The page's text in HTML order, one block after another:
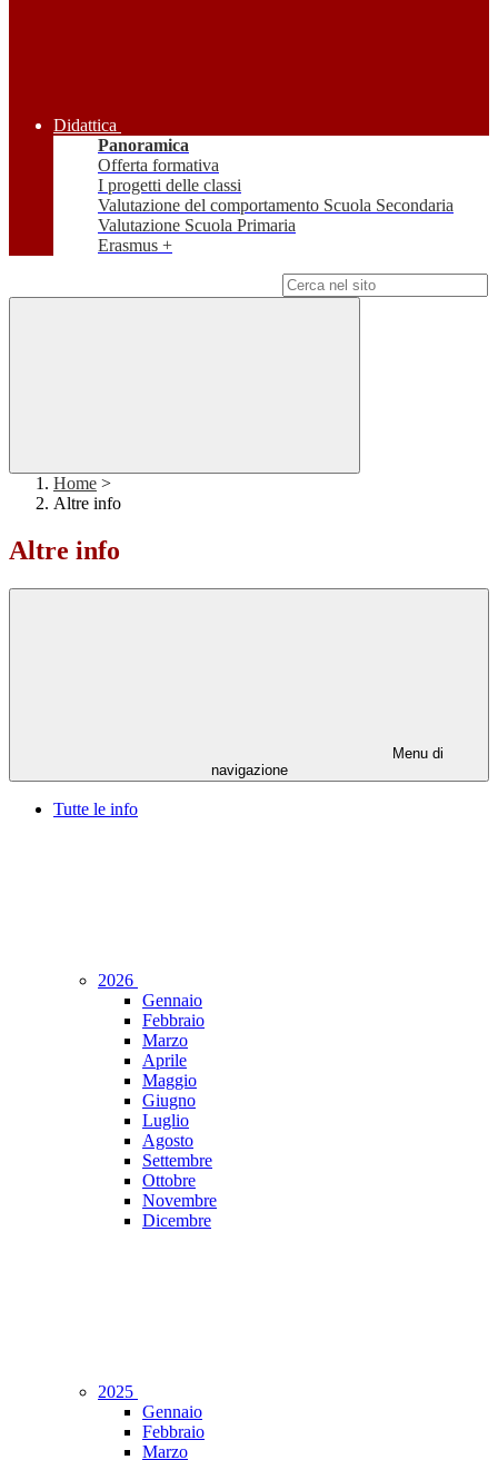
Didattica
Panoramica
Offerta formativa
I progetti delle classi
Valutazione del comportamento Scuola Secondaria
Valutazione Scuola Primaria
Erasmus +
Home >
Altre info
Altre info
Menu di
navigazione
Tutte le info
2026
Gennaio
Febbraio
Marzo
Aprile
Maggio
Giugno
Luglio
Agosto
Settembre
Ottobre
Novembre
Dicembre
2025
Gennaio
Febbraio
Marzo